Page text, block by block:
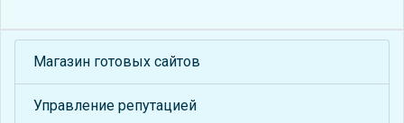
Магазин готовых сайтов
Управление репутацией